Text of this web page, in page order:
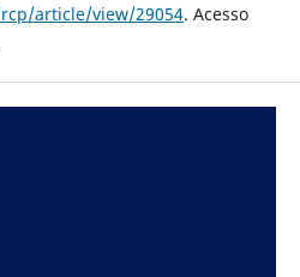
article/view/29054. Acesso